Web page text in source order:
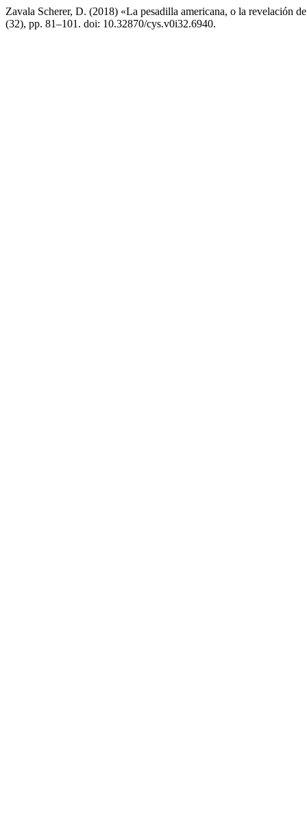
Zavala Scherer, D. (2018) «La pesadilla americana, o la revelación
(32), pp. 81–101. doi: 10.32870/cys.v0i32.6940.